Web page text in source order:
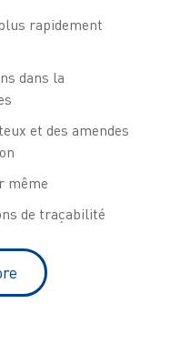
rapidement
dans la
et des amendes
même
de traçabilité